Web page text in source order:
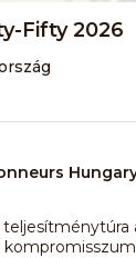
Fifty 2026